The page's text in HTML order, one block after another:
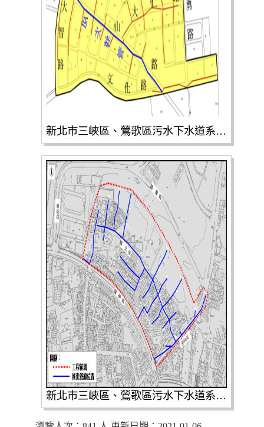
新北市三峽區、鶯歌區污水下水道系統第一期工程(第1張)(共2張)
新北市三峽區、鶯歌區污水下水道系統第一期工程(第2張)(共2張)